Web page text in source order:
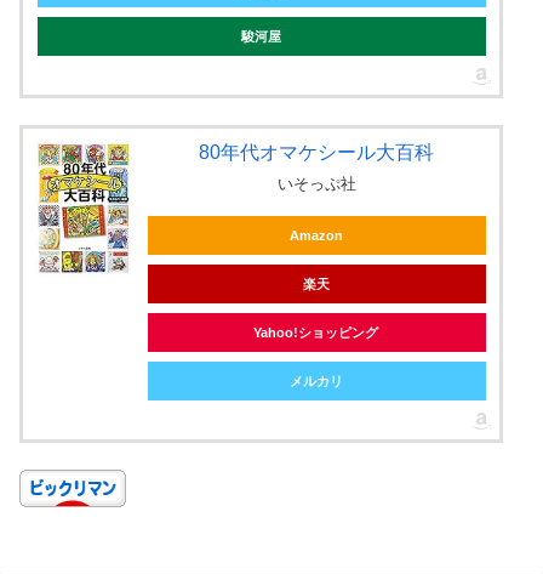
駿河屋
80年代オマケシール大百科
いそっぷ社
Amazon
楽天
Yahoo!ショッピング
メルカリ